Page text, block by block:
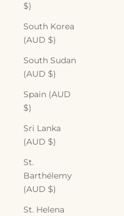
$)
South Korea
(AUD $)
South Sudan
(AUD $)
Spain (AUD
$)
Sri Lanka
(AUD $)
St.
Barthélemy
(AUD $)
St. Helena